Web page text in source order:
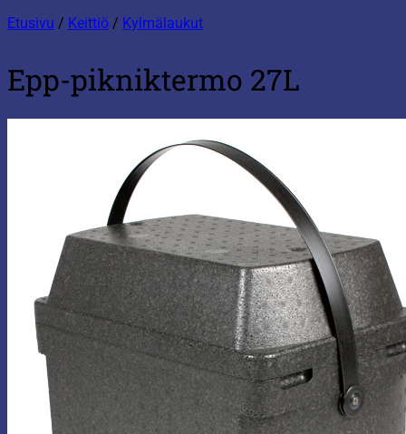
Etusivu / Keittiö / Kylmälaukut
Epp-pikniktermo 27L